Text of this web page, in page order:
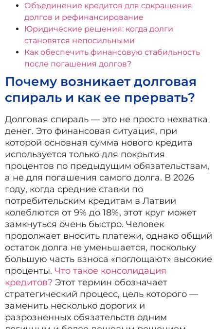
Объединение кредитов для сокращения
долгов и рефинансирование
Юридические решения: когда долги
становятся непосильными
Как обеспечить финансовую стабильность
после погашения долгов?
Почему возникает долговая
спираль и как ее прервать?
Долговая спираль — это не просто нехватка
денег. Это финансовая ситуация, при
которой основная сумма нового кредита
используется только для покрытия
процентов по предыдущим обязательствам,
а не для погашения самого долга. В 2026
году, когда средние ставки по
потребительским кредитам в Латвии
колеблются от 9% до 18%, этот круг может
замкнуться очень быстро. Человек
продолжает вносить платежи, однако общий
остаток долга не уменьшается, поскольку
большую часть взноса «поглощают» высокие
проценты. Что такое консолидация
кредитов? Этот термин обозначает
стратегический процесс, цель которого —
заменить несколько дорогих и
разрозненных обязательств одним